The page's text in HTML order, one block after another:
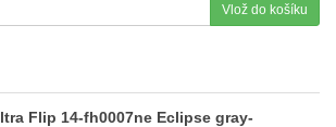
Vlož do košíku
Flip 14-fh0007ne Eclipse gray-